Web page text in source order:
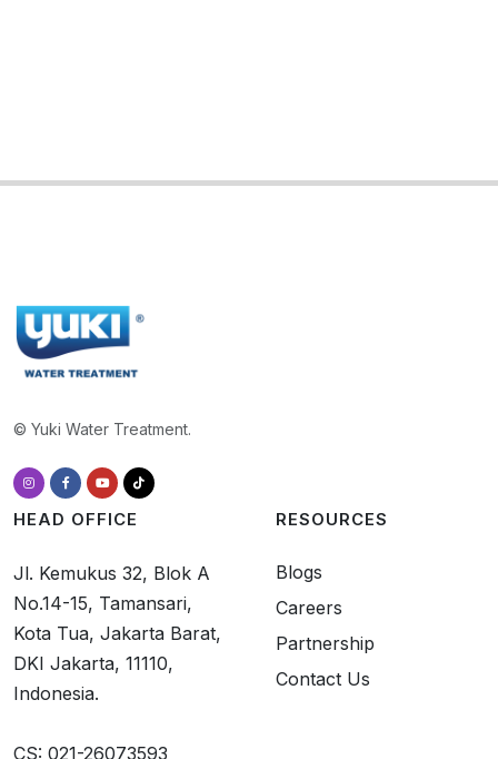
© Yuki Water Treatment.
HEAD OFFICE
Jl. Kemukus 32, Blok A
No.14-15, Tamansari,
Kota Tua, Jakarta Barat,
DKI Jakarta, 11110,
Indonesia.
CS: 021-26073593
RESOURCES
Blogs
Careers
Partnership
Contact Us